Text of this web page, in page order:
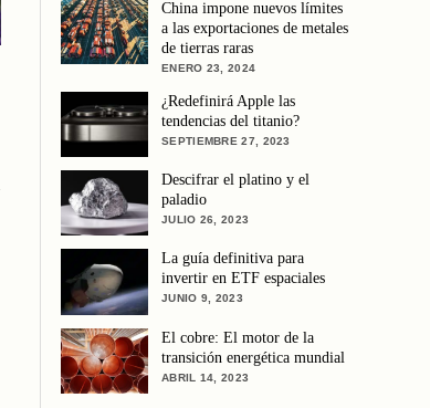
China impone nuevos límites
a las exportaciones de metales
de tierras raras
ENERO 23, 2024
¿Redefinirá Apple las
tendencias del titanio?
SEPTIEMBRE 27, 2023
Descifrar el platino y el
paladio
JULIO 26, 2023
La guía definitiva para
invertir en ETF espaciales
JUNIO 9, 2023
El cobre: El motor de la
transición energética mundial
ABRIL 14, 2023